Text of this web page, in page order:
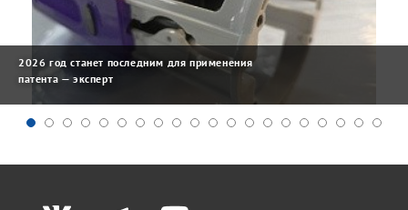
2026 год станет последним для применения
патента — эксперт